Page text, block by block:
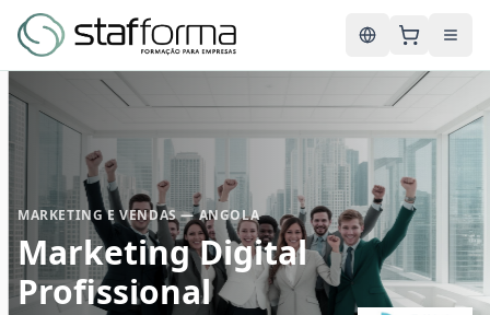
English
MARKETING E VENDAS — ANGOLA
Marketing Digital
Profissional